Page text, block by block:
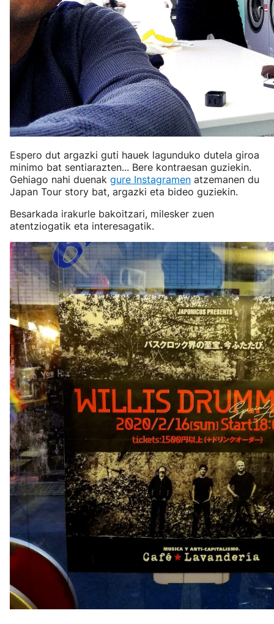
Espero dut argazki guti hauek lagunduko dutela giroa
minimo bat sentiarazten... Bere kontraesan guziekin.
Gehiago nahi duenak gure Instagramen atzemanen du
Japan Tour story bat, argazki eta bideo guziekin.
Besarkada irakurle bakoitzari, milesker zuen
atentziogatik eta interesagatik.